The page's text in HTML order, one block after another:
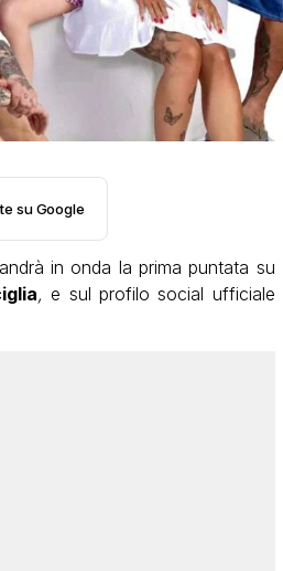
su Google
in onda la prima puntata su
,e sul profilo social ufficiale